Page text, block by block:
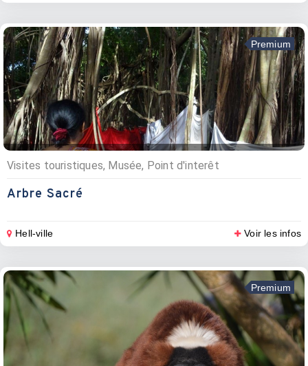
Premium
Visites touristiques, Musée, Point d'interêt
Arbre Sacré
Hell-ville Voir les infos
Premium